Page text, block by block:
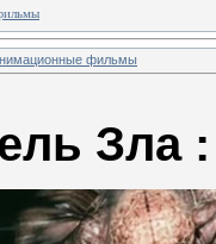
фильмы
Зла